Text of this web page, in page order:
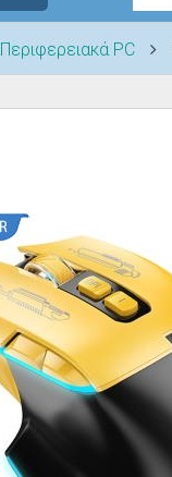
Περιφερειακά PC